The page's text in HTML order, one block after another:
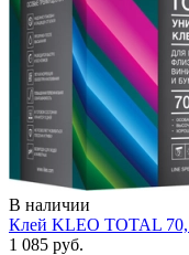
В наличии
Клей KLEO TOTAL 70,
1 085 руб.